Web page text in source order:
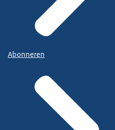
Abonneren